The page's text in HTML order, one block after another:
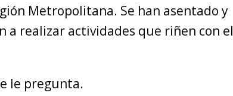
Metropolitana. Se han asentado y
a realizar actividades que riñen con el
le pregunta.